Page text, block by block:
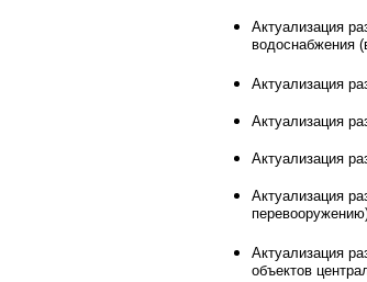
Актуализация
водоснабжения
Актуализация
Актуализация
Актуализация
Актуализация
Актуализация
объектов